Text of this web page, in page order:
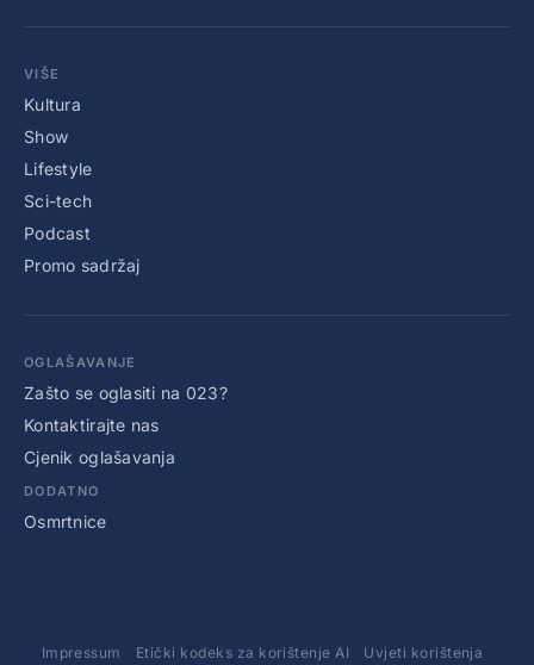
VIŠE
Kultura
Show
Lifestyle
Sci-tech
Podcast
Promo sadržaj
OGLAŠAVANJE
Zašto se oglasiti na 023?
Kontaktirajte nas
Cjenik oglašavanja
DODATNO
Osmrtnice
Impressum Etički kodeks za korištenje AI Uvjeti korištenja